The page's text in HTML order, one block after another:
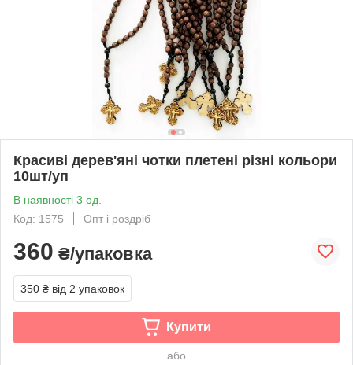
Красиві дерев'яні чотки плетені різні кольори
10шт/уп
В наявності 3 од.
Код: 1575
Опт і роздріб
360 ₴/упаковка
350 ₴ від 2 упаковок
Купити
або